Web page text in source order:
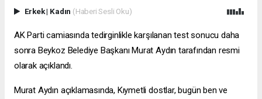
Erkek| Kadın (Haberi Sesli Oku)
AK Parti camiasında tedirginlikle karşılanan test sonucu daha
sonra Beykoz Belediye Başkanı Murat Aydın tarafından resmi
olarak açıklandı.
Murat Aydın açıklamasında, Kıymetli dostlar, bugün ben ve